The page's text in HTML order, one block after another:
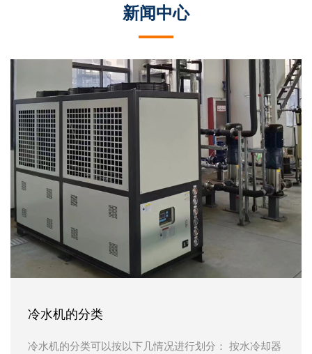
新闻中心
冷水机的分类
冷水机的分类可以按以下几情况进行划分： 按水冷却器